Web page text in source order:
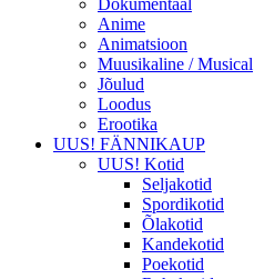
Dokumentaal
Anime
Animatsioon
Muusikaline / Musical
Jõulud
Loodus
Erootika
UUS! FÄNNIKAUP
UUS! Kotid
Seljakotid
Spordikotid
Õlakotid
Kandekotid
Poekotid